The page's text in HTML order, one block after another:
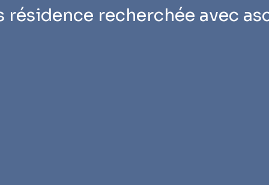
résidence recherchée avec